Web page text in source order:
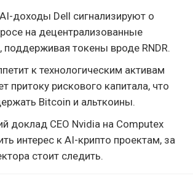
доходы Dell сигнализируют о
на децентрализованные
поддерживая токены вроде RNDR.
к технологическим активам
притоку рискового капитала, что
Bitcoin и альткоины.
доклад CEO Nvidia на Computex
интерес к AI-крипто проектам, за
стоит следить.